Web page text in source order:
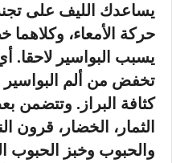
يساعدك الليف على
حركة الأمعاء،
يسبب البواسير لاحقا.
تخفض من ألم
كثافة البراز. وتتضمن
الثمار، الخضار، قرون
والحبوب وخبز الحبوب